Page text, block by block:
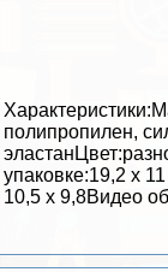
полипропилен,
упаковке:19,2 х
10,5 х 9,8Видео